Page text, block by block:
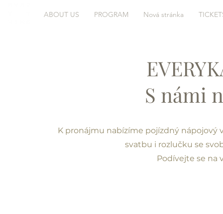
ABOUT US PROGRAM Nová stránka
S námi
K pronájmu nabízíme pojízdný nápojový
svatbu i rozlučku se
Podívejte se na